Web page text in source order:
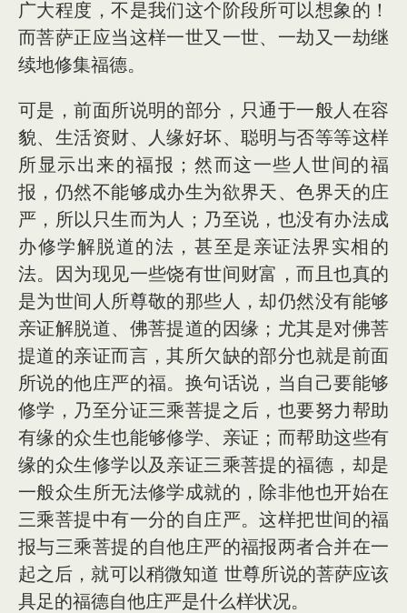
广大程度，不是我们这个阶段所可以想象的！
而菩萨正应当这样一世又一世、一劫又一劫继
续地修集福德。
可是，前面所说明的部分，只通于一般人在容
貌、生活资财、人缘好坏、聪明与否等等这样
所显示出来的福报；然而这一些人世间的福
报，仍然不能够成办生为欲界天、色界天的庄
严，所以只生而为人；乃至说，也没有办法成
办修学解脱道的法，甚至是亲证法界实相的
法。因为现见一些饶有世间财富，而且也真的
是为世间人所尊敬的那些人，却仍然没有能够
亲证解脱道、佛菩提道的因缘；尤其是对佛菩
提道的亲证而言，其所欠缺的部分也就是前面
所说的他庄严的福。换句话说，当自己要能够
修学，乃至分证三乘菩提之后，也要努力帮助
有缘的众生也能够修学、亲证；而帮助这些有
缘的众生修学以及亲证三乘菩提的福德，却是
一般众生所无法修学成就的，除非他也开始在
三乘菩提中有一分的自庄严。这样把世间的福
报与三乘菩提的自他庄严的福报两者合并在一
起之后，就可以稍微知道 世尊所说的菩萨应该
具足的福德自他庄严是什么样状况。